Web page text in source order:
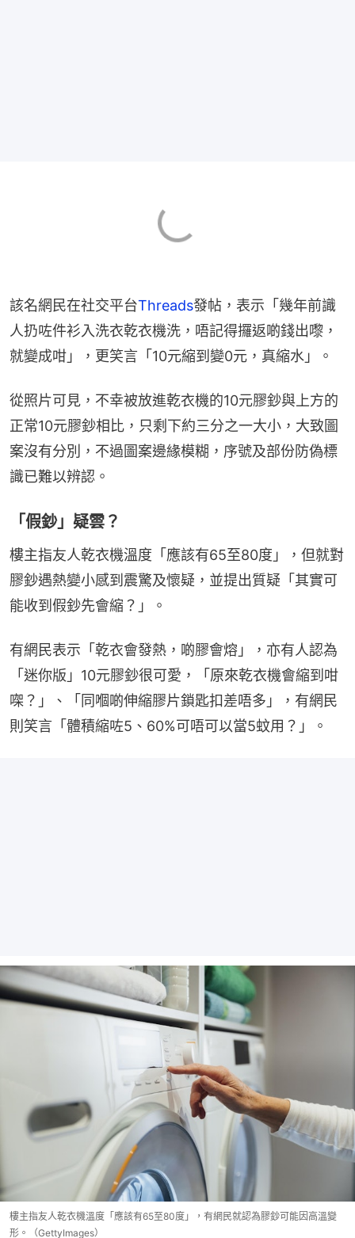
該名網民在社交平台Threads發帖，表示「幾年前識
人扔咗件衫入洗衣乾衣機洗，唔記得攞返啲錢出嚟，
就變成咁」，更笑言「10元縮到變0元，真縮水」。
從照片可見，不幸被放進乾衣機的10元膠鈔與上方的
正常10元膠鈔相比，只剩下約三分之一大小，大致圖
案沒有分別，不過圖案邊緣模糊，序號及部份防偽標
識已難以辨認。
「假鈔」疑雲？
樓主指友人乾衣機溫度「應該有65至80度」，但就對
膠鈔遇熱變小感到震驚及懷疑，並提出質疑「其實可
能收到假鈔先會縮？」。
有網民表示「乾衣會發熱，啲膠會熔」，亦有人認為
「迷你版」10元膠鈔很可愛，「原來乾衣機會縮到咁
㗎？」、「同嗰啲伸縮膠片鎖匙扣差唔多」，有網民
則笑言「體積縮咗5、60%可唔可以當5蚊用？」。
樓主指友人乾衣機溫度「應該有65至80度」，有網民就認為膠鈔可能因高溫變
形。（GettyImages）